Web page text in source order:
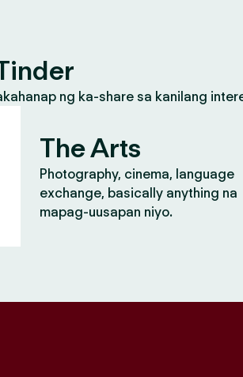
ng ka-share sa kanilang
The Arts
Photography, cinema, language
exchange, basically anything na
mapag-uusapan niyo.